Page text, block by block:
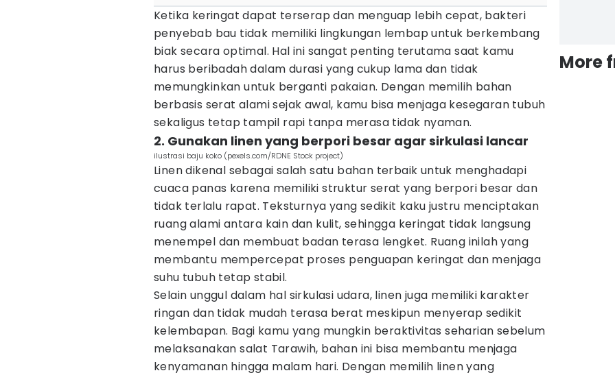
Ketika keringat dapat terserap dan menguap lebih cepat, bakteri
penyebab bau tidak memiliki lingkungan lembap untuk berkembang
biak secara optimal. Hal ini sangat penting terutama saat kamu
harus beribadah dalam durasi yang cukup lama dan tidak
memungkinkan untuk berganti pakaian. Dengan memilih bahan
berbasis serat alami sejak awal, kamu bisa menjaga kesegaran tubuh
sekaligus tetap tampil rapi tanpa merasa tidak nyaman.
2. Gunakan linen yang berpori besar agar sirkulasi lancar
ilustrasi baju koko (pexels.com/RDNE Stock project)
Linen dikenal sebagai salah satu bahan terbaik untuk menghadapi
cuaca panas karena memiliki struktur serat yang berpori besar dan
tidak terlalu rapat. Teksturnya yang sedikit kaku justru menciptakan
ruang alami antara kain dan kulit, sehingga keringat tidak langsung
menempel dan membuat badan terasa lengket. Ruang inilah yang
membantu mempercepat proses penguapan keringat dan menjaga
suhu tubuh tetap stabil.
Selain unggul dalam hal sirkulasi udara, linen juga memiliki karakter
ringan dan tidak mudah terasa berat meskipun menyerap sedikit
kelembapan. Bagi kamu yang mungkin beraktivitas seharian sebelum
melaksanakan salat Tarawih, bahan ini bisa membantu menjaga
kenyamanan hingga malam hari. Dengan memilih linen yang
More